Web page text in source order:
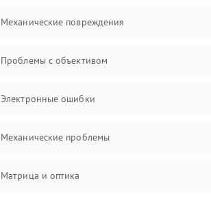
Механические повреждения
Проблемы с объективом
Электронные ошибки
Механические проблемы
Матрица и оптика